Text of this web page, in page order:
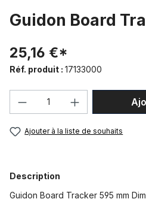
Guidon Board
25,16 €*
Réf. produit : 17133000
Quantité de produit
Ajouter à la liste de souhaits
Description
Guidon Board Tracker 595 mm